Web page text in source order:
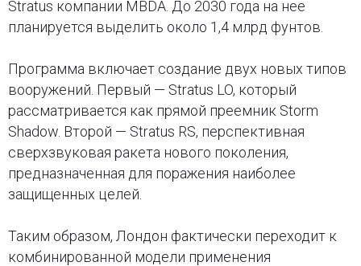
Stratus компании MBDA. До 2030 года на нее
планируется выделить около 1,4 млрд фунтов.
Программа включает создание двух новых типов
вооружений. Первый — Stratus LO, который
рассматривается как прямой преемник Storm
Shadow. Второй — Stratus RS, перспективная
сверхзвуковая ракета нового поколения,
предназначенная для поражения наиболее
защищенных целей.
Таким образом, Лондон фактически переходит к
комбинированной модели применения